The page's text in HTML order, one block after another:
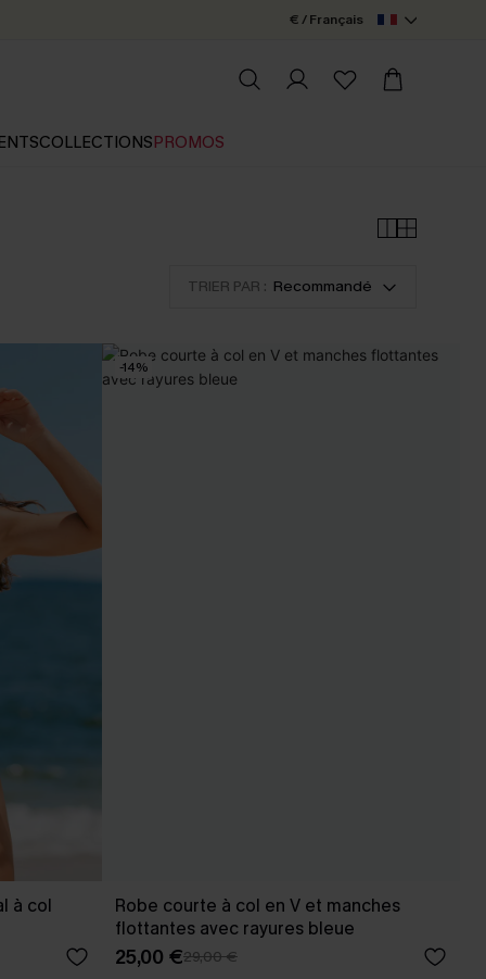
€ / Français
COLLECTIONSPROMOS
TRIER PAR : Recommandé
à col
-14%
Robe courte à col en V et manches
flottantes avec rayures bleue
25,00 €29,00 €